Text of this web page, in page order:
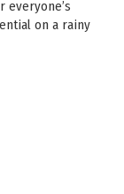
on a rainy